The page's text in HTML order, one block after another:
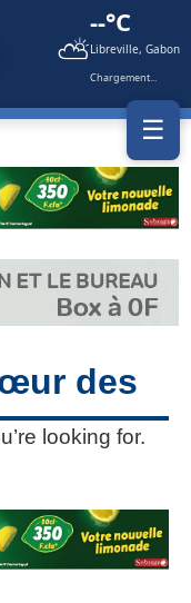
⛅
--°C
Libreville, Gabon
Chargement...
☰
des
looking for.